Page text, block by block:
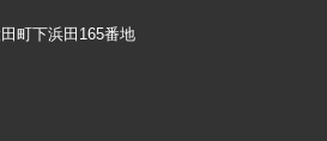
町下浜田165番地